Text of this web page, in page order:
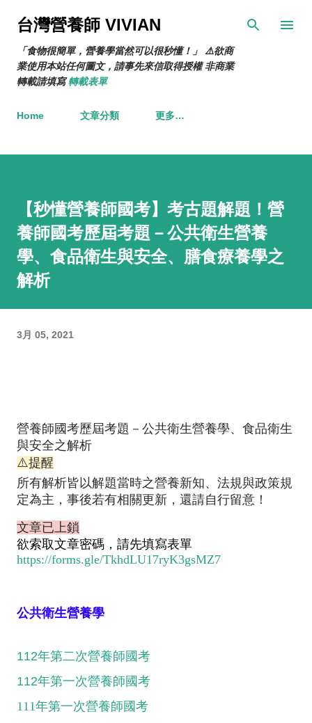
跳到主要內容
台灣營養師 VIVIAN
「食物很簡單，營養學當然可以很秒懂！」 ⚠️欲商
業使用本站任何圖文，請事先來信取得授權 非商業
轉載請填寫轉載表單
Home 文章分類 更多…
【秒懂營養師國考】考古題解題！營
養師國考歷屆考題－公共衛生營養
學、食品衛生與安全、膳食療養學之
解析
3月 05, 2021
營養師國考歷屆考題－公共衛生營養學、食品衛生
與安全之解析
⚠️提醒
所有解析皆以解題當時之營養新知、法規與政策規
定為主，事後若有相關更新，還請自行留意！
文章已上鎖
欲索取文章密碼，請先填寫表單
https://forms.gle/TkhdLU17ryK3gsMZ7
公共衛生營養學
112年第二次營養師國考
112年第一次營養師國考
111年第一次營養師國考